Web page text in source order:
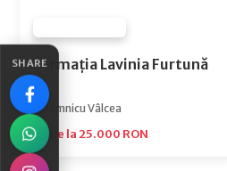
SHAREFormația Lavinia Furtună
Râmnicu Vâlcea
De la 25.000 RON